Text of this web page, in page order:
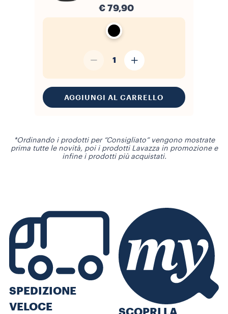
€ 79,90
1
AGGIUNGI AL CARRELLO
*Ordinando i prodotti per “Consigliato” vengono mostrate
prima tutte le novità, poi i prodotti Lavazza in promozione e
infine i prodotti più acquistati.
SPEDIZIONE
VELOCE